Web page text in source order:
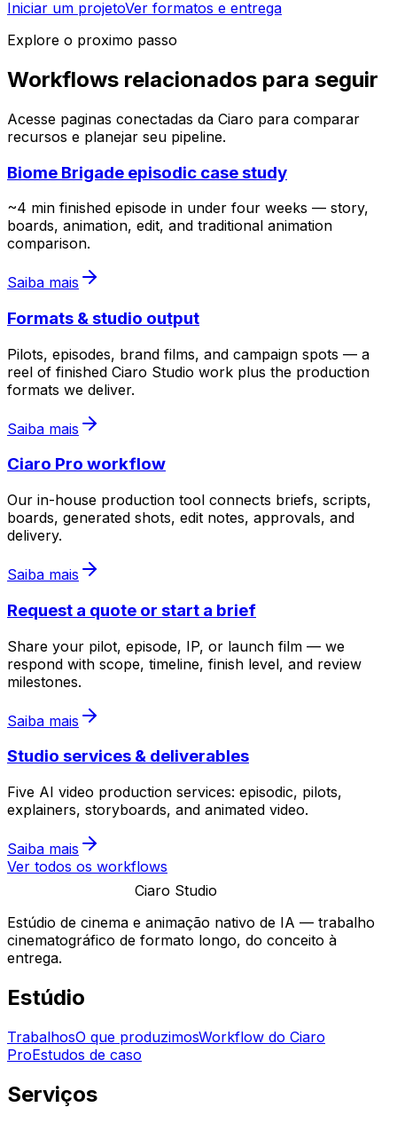
Iniciar um projetoVer formatos e entrega
Explore o proximo passo
Workflows relacionados para seguir
Acesse paginas conectadas da Ciaro para comparar
recursos e planejar seu pipeline.
Biome Brigade episodic case study
~4 min finished episode in under four weeks — story,
boards, animation, edit, and traditional animation
comparison.
Saiba mais
Formats & studio output
Pilots, episodes, brand films, and campaign spots — a
reel of finished Ciaro Studio work plus the production
formats we deliver.
Saiba mais
Ciaro Pro workflow
Our in-house production tool connects briefs, scripts,
boards, generated shots, edit notes, approvals, and
delivery.
Saiba mais
Request a quote or start a brief
Share your pilot, episode, IP, or launch film — we
respond with scope, timeline, finish level, and review
milestones.
Saiba mais
Studio services & deliverables
Five AI video production services: episodic, pilots,
explainers, storyboards, and animated video.
Saiba mais
Ver todos os workflows
Ciaro Studio
Estúdio de cinema e animação nativo de IA — trabalho
cinematográfico de formato longo, do conceito à
entrega.
Estúdio
TrabalhosO que produzimosWorkflow do Ciaro
ProEstudos de caso
Serviços